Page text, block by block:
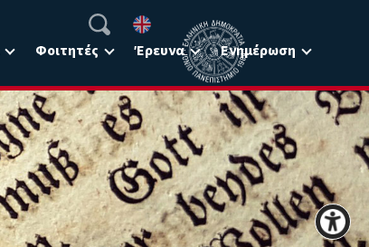
Φοιτητές Έρευνα Ενημέρωση